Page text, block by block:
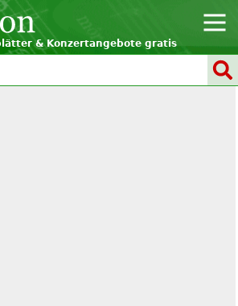
& Konzertangebote gratis